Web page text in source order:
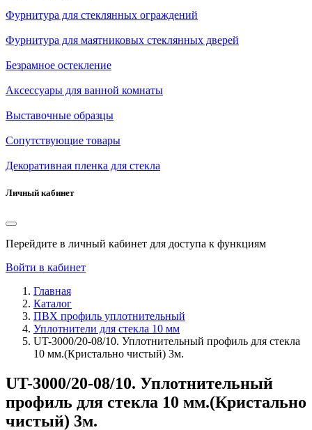
Фурнитура для стеклянных ограждений
Фурнитура для маятниковых стеклянных дверей
Безрамное остекление
Аксессуары для ванной комнаты
Выставочные образцы
Сопутствующие товары
Декоративная пленка для стекла
Личный кабинет
Перейдите в личный кабинет для доступа к функциям
Войти в кабинет
Главная
Каталог
ПВХ профиль уплотнительный
Уплотнители для стекла 10 мм
UT-3000/20-08/10. Уплотнительный профиль для стекла
10 мм.(Кристально чистый) 3м.
UT-3000/20-08/10. Уплотнительный
профиль для стекла 10 мм.(Кристально
чистый) 3м.